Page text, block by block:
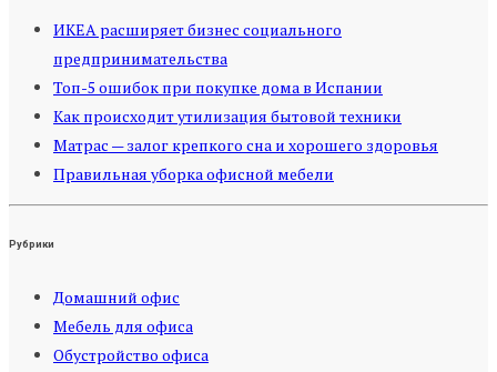
ИКЕА расширяет бизнес социального
предпринимательства
Топ-5 ошибок при покупке дома в Испании
Как происходит утилизация бытовой техники
Матрас — залог крепкого сна и хорошего здоровья
Правильная уборка офисной мебели
Рубрики
Домашний офис
Мебель для офиса
Обустройство офиса